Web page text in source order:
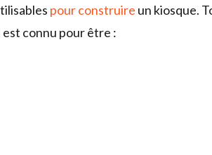
pour construire un kiosque.
est connu pour être :